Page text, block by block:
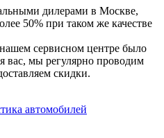
дилерами в Москве,
50% при таком же качестве
сервисном центре было
вас, мы регулярно проводим
скидки.
автомобилей